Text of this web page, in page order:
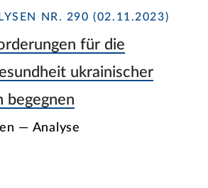
NR. 290 (02.11.2023)
für die
ukrainischer
begegnen
— Analyse